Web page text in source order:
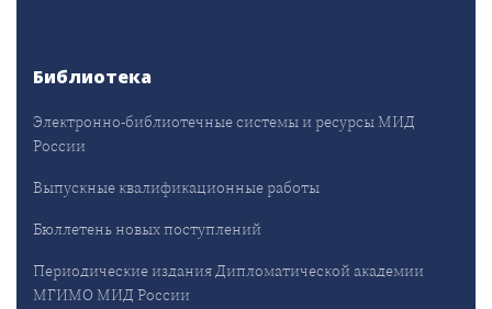
Библиотека
Электронно-библиотечные системы и ресурсы МИД
России
Выпускные квалификационные работы
Бюллетень новых поступлений
Периодические издания Дипломатической академии
МГИМО МИД России